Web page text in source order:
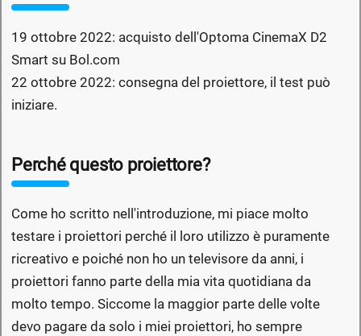
19 ottobre 2022: acquisto dell'Optoma CinemaX D2
Smart su Bol.com
22 ottobre 2022: consegna del proiettore, il test può
iniziare.
Perché questo proiettore?
Come ho scritto nell'introduzione, mi piace molto
testare i proiettori perché il loro utilizzo è puramente
ricreativo e poiché non ho un televisore da anni, i
proiettori fanno parte della mia vita quotidiana da
molto tempo. Siccome la maggior parte delle volte
devo pagare da solo i miei proiettori, ho sempre